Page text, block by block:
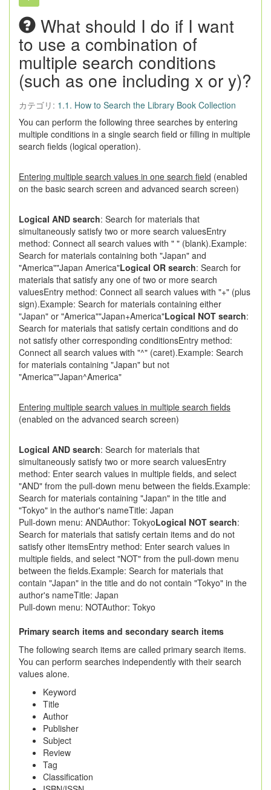
What should I do if I want
to use a combination of
multiple search conditions
(such as one including x or y)?
カテゴリ: 1.1. How to Search the Library Book Collection
You can perform the following three searches by entering
multiple conditions in a single search field or filling in multiple
search fields (logical operation).
Entering multiple search values in one search field (enabled
on the basic search screen and advanced search screen)
Logical AND search: Search for materials that
simultaneously satisfy two or more search valuesEntry
method: Connect all search values with " " (blank).Example:
Search for materials containing both "Japan" and
"America""Japan America"Logical OR search: Search for
materials that satisfy any one of two or more search
valuesEntry method: Connect all search values with "+" (plus
sign).Example: Search for materials containing either
"Japan" or "America""Japan+America"Logical NOT search:
Search for materials that satisfy certain conditions and do
not satisfy other corresponding conditionsEntry method:
Connect all search values with "^" (caret).Example: Search
for materials containing "Japan" but not
"America""Japan^America"
Entering multiple search values in multiple search fields
(enabled on the advanced search screen)
Logical AND search: Search for materials that
simultaneously satisfy two or more search valuesEntry
method: Enter search values in multiple fields, and select
"AND" from the pull-down menu between the fields.Example:
Search for materials containing "Japan" in the title and
"Tokyo" in the author's nameTitle: Japan
Pull-down menu: ANDAuthor: TokyoLogical NOT search:
Search for materials that satisfy certain items and do not
satisfy other itemsEntry method: Enter search values in
multiple fields, and select "NOT" from the pull-down menu
between the fields.Example: Search for materials that
contain "Japan" in the title and do not contain "Tokyo" in the
author's nameTitle: Japan
Pull-down menu: NOTAuthor: Tokyo
Primary search items and secondary search items
The following search items are called primary search items.
You can perform searches independently with their search
values alone.
Keyword
Title
Author
Publisher
Subject
Review
Tag
Classification